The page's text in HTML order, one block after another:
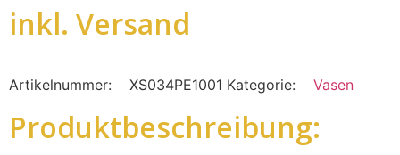
inkl. Versand
Artikelnummer: XS034PE1001 Kategorie: Vasen
Produktbeschreibung: